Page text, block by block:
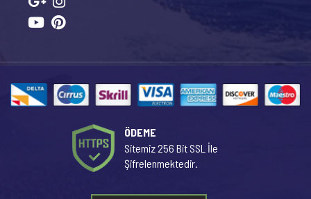
ÖDEME
Sitemiz 256 Bit SSL İle
Şifrelenmektedir.